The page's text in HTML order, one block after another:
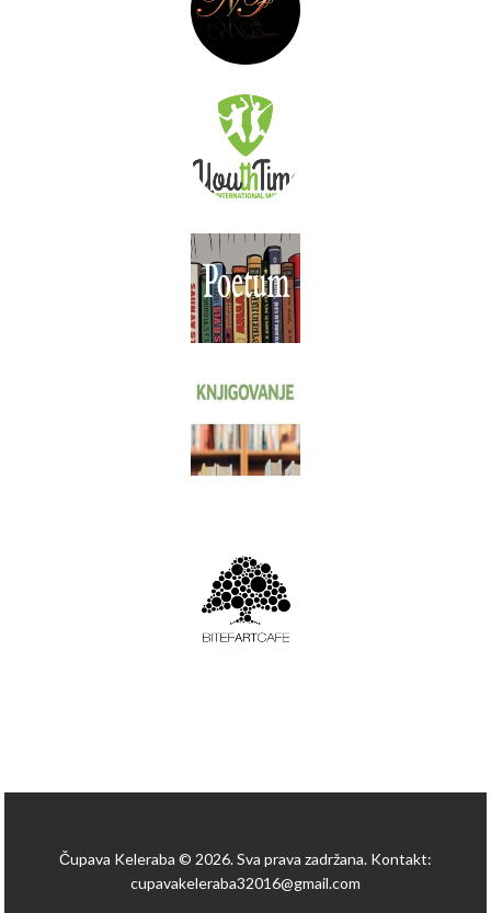
Čupava Keleraba © 2026. Sva prava zadržana. Kontakt:
cupavakeleraba32016@gmail.com